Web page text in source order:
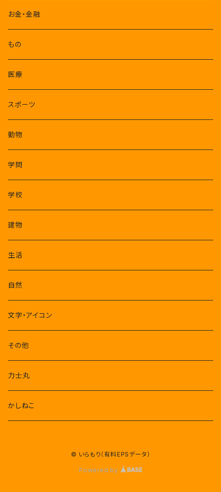
お金・金融
もの
医療
スポーツ
動物
学問
学校
建物
生活
自然
文字・アイコン
その他
力士丸
かしねこ
© いらもり（有料EPSデータ）
Powered by